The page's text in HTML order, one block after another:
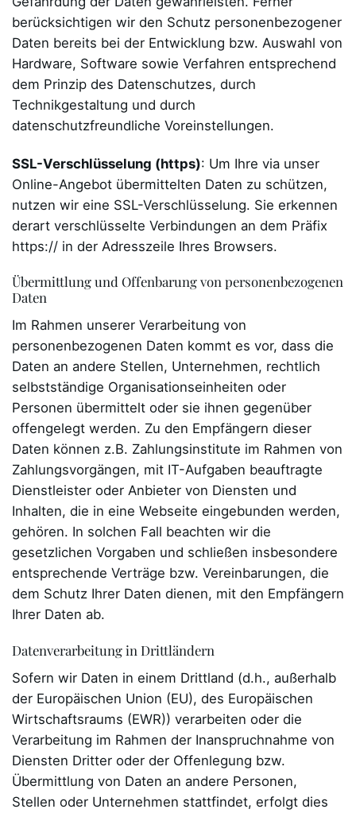
berücksichtigen wir den Schutz personenbezogener
Daten bereits bei der Entwicklung bzw. Auswahl von
Hardware, Software sowie Verfahren entsprechend
dem Prinzip des Datenschutzes, durch
Technikgestaltung und durch
datenschutzfreundliche Voreinstellungen.
SSL-Verschlüsselung (https): Um Ihre via unser
Online-Angebot übermittelten Daten zu schützen,
nutzen wir eine SSL-Verschlüsselung. Sie erkennen
derart verschlüsselte Verbindungen an dem Präfix
https:// in der Adresszeile Ihres Browsers.
Übermittlung und Offenbarung von personenbezogenen
Daten
Im Rahmen unserer Verarbeitung von
personenbezogenen Daten kommt es vor, dass die
Daten an andere Stellen, Unternehmen, rechtlich
selbstständige Organisationseinheiten oder
Personen übermittelt oder sie ihnen gegenüber
offengelegt werden. Zu den Empfängern dieser
Daten können z.B. Zahlungsinstitute im Rahmen von
Zahlungsvorgängen, mit IT-Aufgaben beauftragte
Dienstleister oder Anbieter von Diensten und
Inhalten, die in eine Webseite eingebunden werden,
gehören. In solchen Fall beachten wir die
gesetzlichen Vorgaben und schließen insbesondere
entsprechende Verträge bzw. Vereinbarungen, die
dem Schutz Ihrer Daten dienen, mit den Empfängern
Ihrer Daten ab.
Datenverarbeitung in Drittländern
Sofern wir Daten in einem Drittland (d.h., außerhalb
der Europäischen Union (EU), des Europäischen
Wirtschaftsraums (EWR)) verarbeiten oder die
Verarbeitung im Rahmen der Inanspruchnahme von
Diensten Dritter oder der Offenlegung bzw.
Übermittlung von Daten an andere Personen,
Stellen oder Unternehmen stattfindet, erfolgt dies